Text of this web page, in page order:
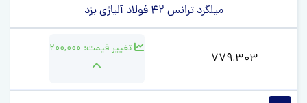
میلگرد ترانس 42 فولاد آلیاژی یزد
779,303
تغییر قیمت: 200,000